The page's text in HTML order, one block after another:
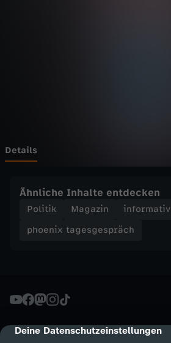
cmp-dialog-description
Deine Datenschutzeinstellungen
g
s
ä
c
Details
Ähnliche Inhalte entdecken
Politik Magazin
informativ
phoenix tagesgespräch